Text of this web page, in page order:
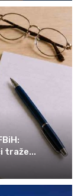
traže...